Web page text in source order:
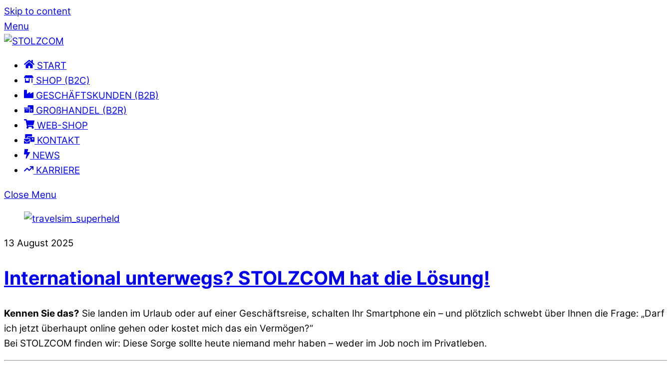
Skip to content
Menu
START
SHOP (B2C)
GESCHÄFTSKUNDEN (B2B)
GROßHANDEL (B2R)
WEB-SHOP
KONTAKT
NEWS
KARRIERE
Close Menu
13 August 2025
International unterwegs? STOLZCOM hat die Lösung!
Kennen Sie das? Sie landen im Urlaub oder auf einer Geschäftsreise, schalten Ihr Smartphone ein – und plötzlich schwebt über Ihnen die Frage: „Darf
ich jetzt überhaupt online gehen oder kostet mich das ein Vermögen?“
Bei STOLZCOM finden wir: Diese Sorge sollte heute niemand mehr haben – weder im Job noch im Privatleben.